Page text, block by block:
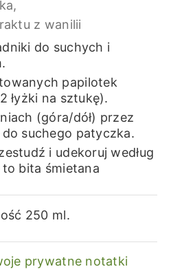
z wanilii
do suchych i
papilotek
łyżki na sztukę).
(góra/dół) przez
do suchego patyczka.
i udekoruj według
to bita śmietana
250 ml.
prywatne notatki